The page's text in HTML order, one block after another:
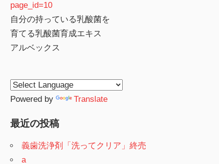
page_id=10
自分の持っている乳酸菌を
育てる乳酸菌育成エキス
アルベックス
Powered by Translate
最近の投稿
義歯洗浄剤「洗ってクリア」終売
a